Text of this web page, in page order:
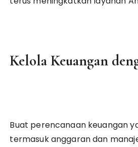
Kelola Keuangan
Buat perencanaan keuangan
termasuk anggaran dan